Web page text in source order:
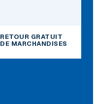
RETOUR GRATUIT
DE MARCHANDISES